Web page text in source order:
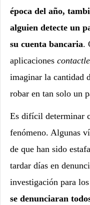
época del año,
alguien detecte un
su cuenta bancaria.
aplicaciones
imaginar la cantidad
robar en tan solo un
Es difícil determinar
fenómeno. Algunas
de que han sido
tardar días en
investigación para
se denunciaran